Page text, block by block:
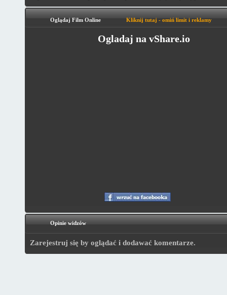
Oglądaj Film Online Kliknij tutaj - omiń limit i reklamy
Ogladaj na vShare.io
Opinie widzów
Zarejestruj się by oglądać i dodawać komentarze.